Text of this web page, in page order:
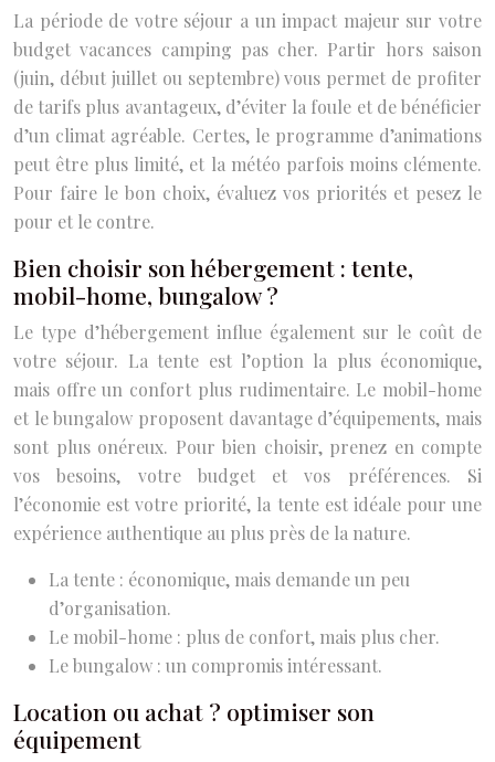
La période de votre séjour a un impact majeur sur votre
budget vacances camping pas cher. Partir hors saison
(juin, début juillet ou septembre) vous permet de profiter
de tarifs plus avantageux, d’éviter la foule et de bénéficier
d’un climat agréable. Certes, le programme d’animations
peut être plus limité, et la météo parfois moins clémente.
Pour faire le bon choix, évaluez vos priorités et pesez le
pour et le contre.
Bien choisir son hébergement : tente,
mobil-home, bungalow ?
Le type d’hébergement influe également sur le coût de
votre séjour. La tente est l’option la plus économique,
mais offre un confort plus rudimentaire. Le mobil-home
et le bungalow proposent davantage d’équipements, mais
sont plus onéreux. Pour bien choisir, prenez en compte
vos besoins, votre budget et vos préférences. Si
l’économie est votre priorité, la tente est idéale pour une
expérience authentique au plus près de la nature.
La tente : économique, mais demande un peu
d’organisation.
Le mobil-home : plus de confort, mais plus cher.
Le bungalow : un compromis intéressant.
Location ou achat ? optimiser son
équipement